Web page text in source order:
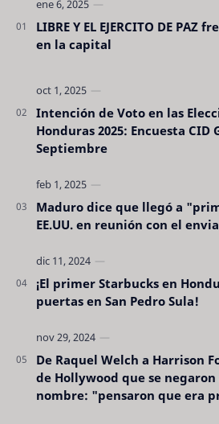
LIBRE Y EL EJERCITO DE PAZ
en la capital
Intención de Voto en las
Honduras 2025: Encuesta CID
Septiembre
Maduro dice que llegó a
EE.UU. en reunión con el
¡El primer Starbucks en
puertas en San Pedro Sula!
De Raquel Welch a Harrison
de Hollywood que se
nombre: "pensaron que era